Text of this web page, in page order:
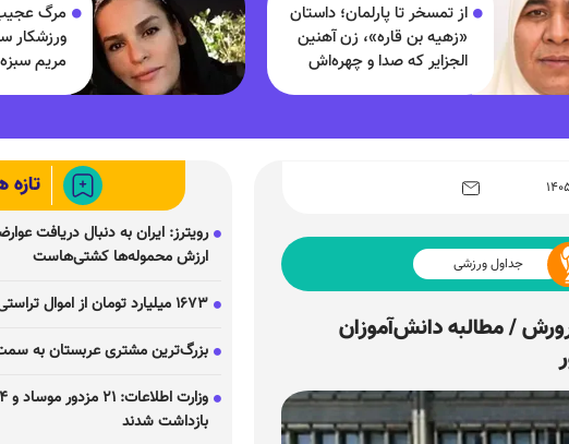
از تمسخر تا پارلمان؛ داستان
«زهیه بن قاره»، زن آهنین
الجزایر که صدا و چهره‌اش
مرگ
ورزشکار
مریم
۱۲
جداول ورزشی
/ مطالبه دانش‌آموزان
تازه
ارزش محموله‌ها کشتی‌هاست
۱۶۷۳ میلیارد تومان از اموال تراستی‌ها تهاتر شد
بزرگ‌ترین مشتری عربستان به
بازداشت شدند